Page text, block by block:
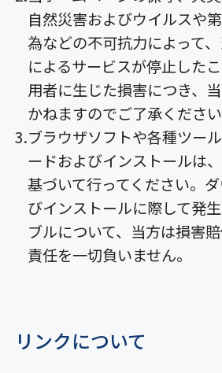
自然災害およびウイルスや
為などの不可抗力によって
によるサービスが停止した
用者に生じた損害につき、
かねますのでご了承ください
ブラウザソフトや各種ツー
ードおよびインストールは
基づいて行ってください。
びインストールに際して発
ブルについて、当方は損害
責任を一切負いません。
リンクについて